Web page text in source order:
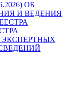
ОБ
И ВЕДЕНИЯ
ЭКСПЕРТНЫХ